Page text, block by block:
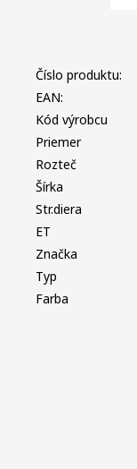
Číslo produktu:
EAN:
Kód výrobcu
Priemer
Rozteč
Šírka
Str.diera
ET
Značka
Typ
Farba